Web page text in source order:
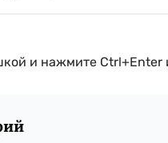
и нажмите Ctrl+Enter